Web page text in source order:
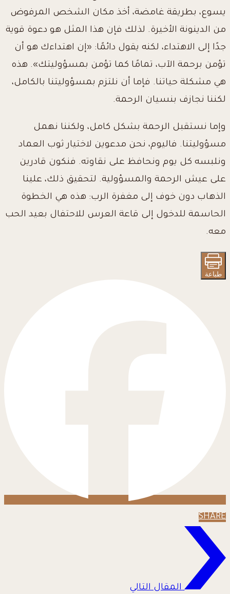
يسوع، بطريقة غامضة، أخذ مكان الشخص المرفوض
من الدينونة الأخيرة. لذلك فإن هذا المثل هو دعوة قوية
جدًا إلى الاهتداء، لكنه يقول دائمًا: «إن اهتداءك هو أن
تؤمن برحمة الآب، تمامًا كما تؤمن بمسؤوليتك». هذه
هي مشكلة حياتنا. فإما أن نلتزم بمسؤوليتنا بالكامل،
لكننا نجازف بنسيان الرحمة.
وإما نستقبل الرحمة بشكل كامل، ولكننا نهمل
مسؤوليتنا. فاليوم، نحن مدعوين لاختيار ثوب العماد
ونلبسه كل يوم ونحافظ على نقاوته. فنكون قادرين
على عيش الرحمة والمسؤولية. لتحقيق ذلك، علينا
الذهاب دون خوف إلى مغفرة الرب: هذه هي الخطوة
الحاسمة للدخول إلى قاعة العرس للاحتفال بعيد الحب
معه.
طباعة
SHARE
المقال التالي